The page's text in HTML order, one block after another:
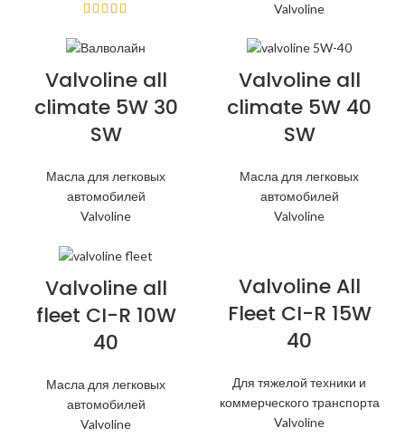
Valvoline
Valvoline all
climate 5W 30
SW
Масла для легковых
автомобилей
Valvoline
Valvoline all
climate 5W 40
SW
Масла для легковых
автомобилей
Valvoline
Valvoline all
fleet CI-R 10W
40
Масла для легковых
автомобилей
Valvoline
Valvoline All
Fleet CI-R 15W
40
Для тяжелой техники и
коммерческого транспорта
Valvoline